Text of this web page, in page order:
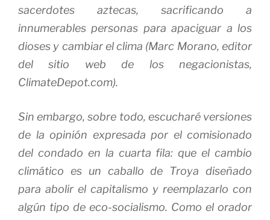
sacerdotes aztecas, sacrificando a
innumerables personas para apaciguar a los
dioses y cambiar el clima (Marc Morano, editor
del sitio web de los negacionistas,
ClimateDepot.com).
Sin embargo, sobre todo, escucharé versiones
de la opinión expresada por el comisionado
del condado en la cuarta fila: que el cambio
climático es un caballo de Troya diseñado
para abolir el capitalismo y reemplazarlo con
algún tipo de eco-socialismo. Como el orador